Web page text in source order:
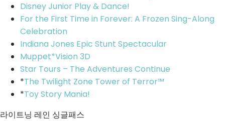
Disney Junior Play & Dance!
For the First Time in Forever: A Frozen Sing-Along
Celebration
Indiana Jones Epic Stunt Spectacular
Muppet*Vision 3D
Star Tours – The Adventures Continue
*The Twilight Zone Tower of Terror™
*Toy Story Mania!
라이트닝 레인 싱글패스